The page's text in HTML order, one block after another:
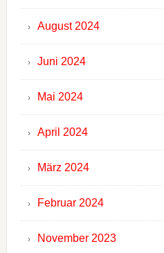
August 2024
Juni 2024
Mai 2024
April 2024
März 2024
Februar 2024
November 2023